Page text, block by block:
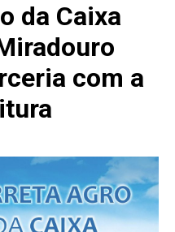
da Caixa
com a